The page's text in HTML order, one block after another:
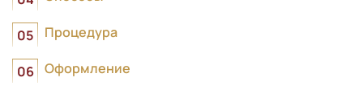
Процедура
Оформление